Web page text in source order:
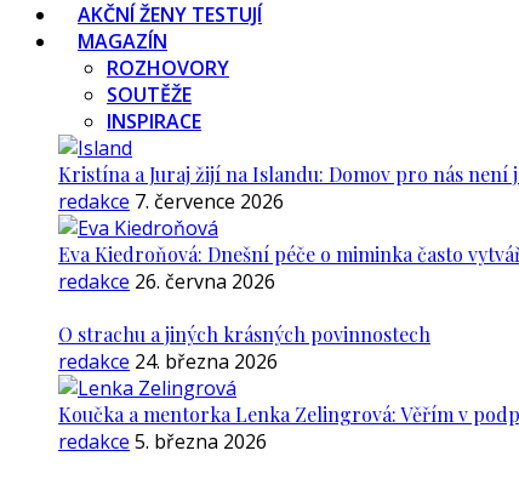
AKČNÍ ŽENY TESTUJÍ
MAGAZÍN
ROZHOVORY
SOUTĚŽE
INSPIRACE
Kristína a Juraj žijí na Islandu: Domov pro nás není
redakce 7. července 2026
Eva Kiedroňová: Dnešní péče o miminka často
redakce 26. června 2026
O strachu a jiných krásných povinnostech
redakce 24. března 2026
Koučka a mentorka Lenka Zelingrová: Věřím v
redakce 5. března 2026